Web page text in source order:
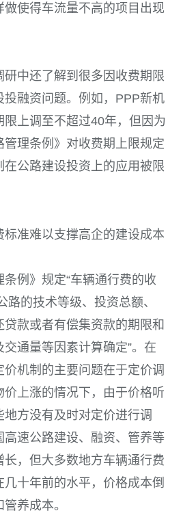
做使得车流量不高的项目出现
研中还了解到很多因收费期限
投融资问题。例如，PPP新机
上调至不超过40年，但因为
管理条例》对收费期上限规定
在公路建设投资上的应用被限
标准难以支撑高企的建设成本
条例》规定“车辆通行费的收
路的技术等级、投资总额、
款或者有偿集资款的期限和
通量等因素计算确定”。在
机制的主要问题在于定价调
价上涨的情况下，由于价格听
方没有及时对定价进行调
高速公路建设、融资、管养等
，但大多数地方车辆通行费
十年前的水平，价格成本倒
养成本。